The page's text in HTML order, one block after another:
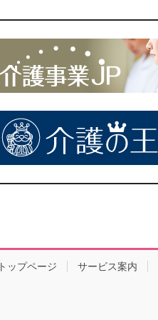
トップページ サービス案内